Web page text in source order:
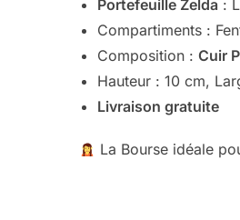
Portefeuille Zelda :
Compartiments :
Composition :Cuir
Hauteur : 10 cm,
Livraison gratuite
La Bourse idéale